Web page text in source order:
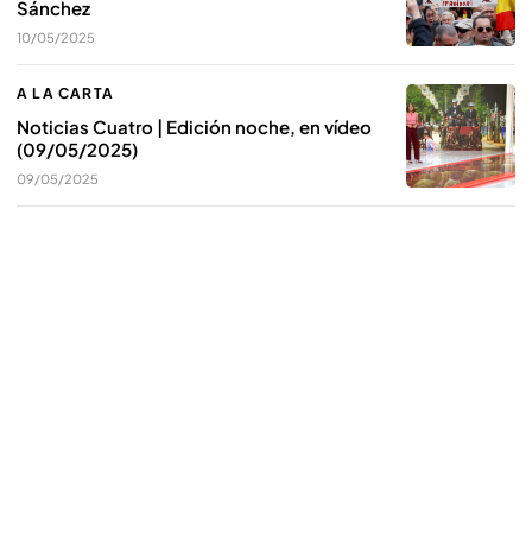
Sánchez
10/05/2025
A LA CARTA
Noticias Cuatro | Edición noche, en vídeo
(09/05/2025)
09/05/2025